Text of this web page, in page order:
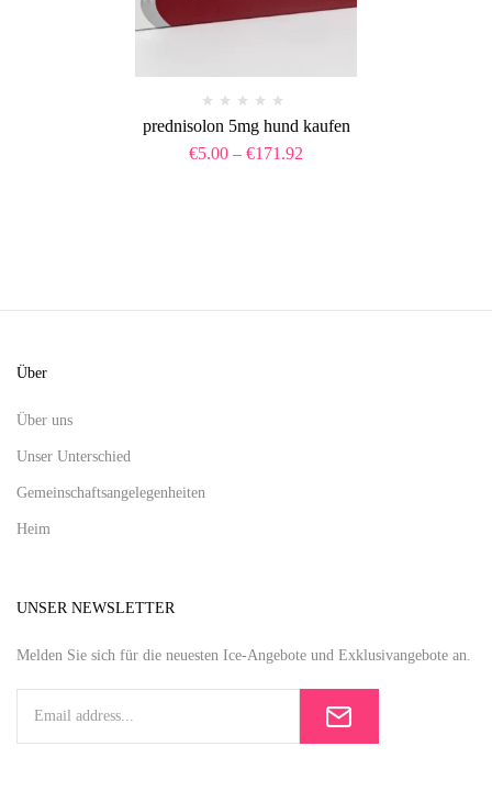
prednisolon 5mg hund kaufen
€5.00 – €171.92
Über
Über uns
Unser Unterschied
Gemeinschaftsangelegenheiten
Heim
UNSER NEWSLETTER
Melden Sie sich für die neuesten Ice-Angebote und Exklusivangebote an.